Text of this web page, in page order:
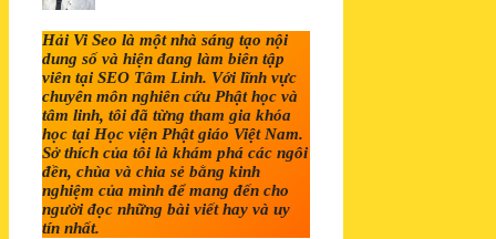
Hải Vi Seo là một nhà sáng tạo nội
dung số và hiện đang làm biên tập
viên tại SEO Tâm Linh. Với lĩnh vực
chuyên môn nghiên cứu Phật học và
tâm linh, tôi đã từng tham gia khóa
học tại Học viện Phật giáo Việt Nam.
Sở thích của tôi là khám phá các ngôi
đền, chùa và chia sẻ bằng kinh
nghiệm của mình để mang đến cho
người đọc những bài viết hay và uy
tín nhất.